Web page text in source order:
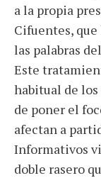
a la propia
Cifuentes, que
las palabras
Este
habitual de
de poner el
afectan a
Informativos
doble rasero